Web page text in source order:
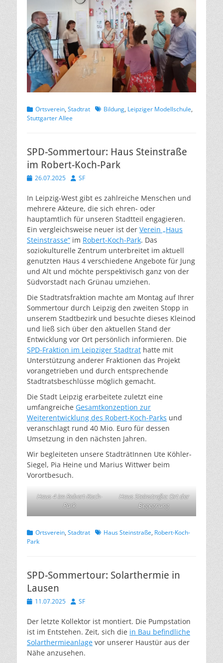
Kategorien
Ortsverein, Stadtrat Schlagworte
Bildung, Leipziger Modellschule,
Stuttgarter Allee
SPD-Sommertour: Haus Steinstraße
im Robert-Koch-Park
Veröffentlicht
26.07.2025 Autor
SF
In Leipzig-West gibt es zahlreiche Menschen und
mehrere Akteure, die sich ehren- oder
hauptamtlich für unseren Stadtteil engagieren.
Ein vergleichsweise neuer ist der Verein „Haus
Steinstrasse“ im Robert-Koch-Park. Das
soziokulturelle Zentrum unterbreitet im aktuell
genutzten Haus 4 verschiedene Angebote für Jung
und Alt und möchte perspektivisch ganz von der
Südvorstadt nach Grünau umziehen.
Die Stadtratsfraktion machte am Montag auf Ihrer
Sommertour durch Leipzig den zweiten Stopp in
unserem Stadtbezirk und besuchte dieses Kleinod
und ließ sich über den aktuellen Stand der
Entwicklung vor Ort persönlich informieren. Die
SPD-Fraktion im Leipziger Stadtrat hatte mit
Unterstützung anderer Fraktionen das Projekt
vorangetrieben und durch entsprechende
Stadtratsbeschlüsse möglich gemacht.
Die Stadt Leipzig erarbeitete zuletzt eine
umfangreiche Gesamtkonzeption zur
Weiterentwicklung des Robert-Koch-Parks und
veranschlagt rund 40 Mio. Euro für dessen
Umsetzung in den nächsten Jahren.
Wir begleiteten unsere StadträtInnen Ute Köhler-
Siegel, Pia Heine und Marius Wittwer beim
Vorortbesuch.
Haus 4 im Robert-Koch-
Park
Haus Steinstraße: Ort der
Begegnung
Kategorien
Ortsverein, Stadtrat Schlagworte
Haus Steinstraße, Robert-Koch-
Park
SPD-Sommertour: Solarthermie in
Lausen
Veröffentlicht
11.07.2025 Autor
SF
Der letzte Kollektor ist montiert. Die Pumpstation
ist im Entstehen. Zeit, sich die in Bau befindliche
Solarthermieanlage vor unserer Haustür aus der
Nähe anzusehen.